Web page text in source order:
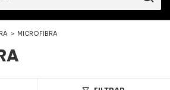
> MICROFIBRA